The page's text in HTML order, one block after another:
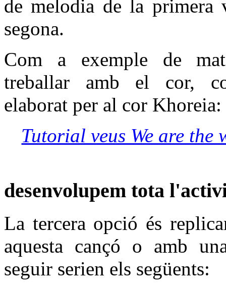
de melodia de la
segona.
Com a exemple de
treballar amb el cor,
elaborat per al cor Khoreia:
Tutorial veus We are
desenvolupem tota
La tercera opció és
aquesta cançó o amb
seguir serien els següents: